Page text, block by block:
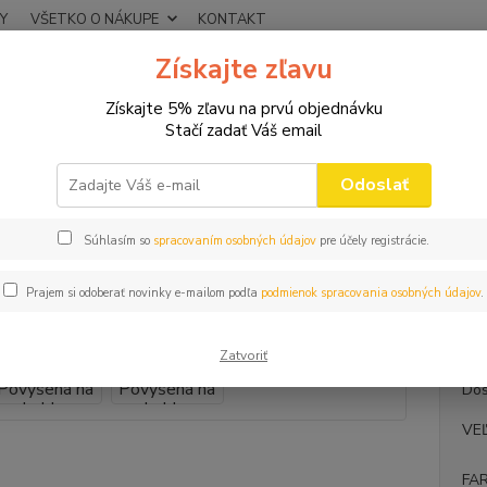
VŠETKO O NÁKUPE KONTAKT
VTIPNÉ TRIČKÁ OCKO a MAMIČKA Dámske tričko Povýšená na
tričko Povýšená na babku
Získajte zľavu
Získajte 5% zľavu na prvú objednávku
Stačí zadať Váš email
Odoslať
Súhlasím so spracovaním osobných údajov pre účely registrácie.
Prajem si odoberať novinky e-mailom podľa podmienok spracovania osobných údajov.
Zatvoriť